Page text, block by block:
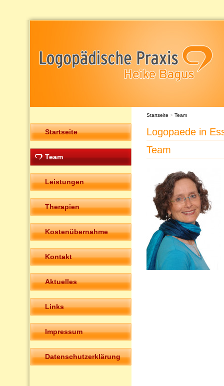
Startseite
Team
Leistungen
Therapien
Kostenübernahme
Kontakt
Aktuelles
Links
Impressum
Datenschutzerklärung
Startseite > Team
Logopaede in
Team